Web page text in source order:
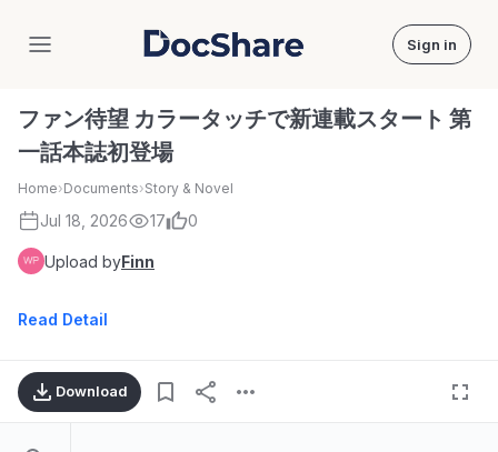
DocShare Sign in
ファン待望 カラータッチで新連載スタート 第
一話本誌初登場
Home›Documents›Story & Novel
Jul 18, 2026 17 0
Upload byFinn
Read Detail
Download